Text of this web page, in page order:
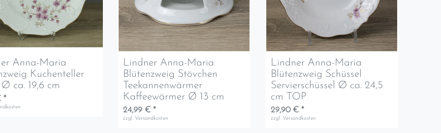
Anna-Maria
Kuchenteller
ca. 19,6 cm
*
Lindner Anna-Maria
Blütenzweig Stövchen
Teekannenwärmer
Kaffeewärmer Ø 13 cm
24,99 € *
zzgl. Versandkosten
Lindner Anna-Maria
Blütenzweig Schüssel
Servierschüssel Ø ca. 24,5
cm TOP
29,90 € *
zzgl. Versandkosten